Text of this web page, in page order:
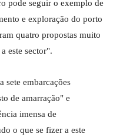
pode seguir o exemplo de
e exploração do porto
quatro propostas muito
este sector".
sete embarcações
de amarração" e
imensa de
o que se fizer a este